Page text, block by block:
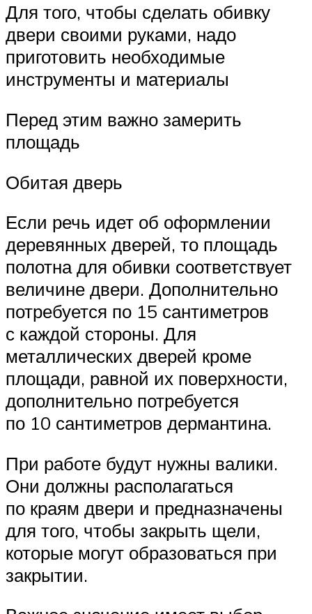
Для того, чтобы сделать обивку
двери своими руками, надо
приготовить необходимые
инструменты и материалы
Перед этим важно замерить
площадь
Обитая дверь
Если речь идет об оформлении
деревянных дверей, то площадь
полотна для обивки соответствует
величине двери. Дополнительно
потребуется по 15 сантиметров
с каждой стороны. Для
металлических дверей кроме
площади, равной их поверхности,
дополнительно потребуется
по 10 сантиметров дермантина.
При работе будут нужны валики.
Они должны располагаться
по краям двери и предназначены
для того, чтобы закрыть щели,
которые могут образоваться при
закрытии.